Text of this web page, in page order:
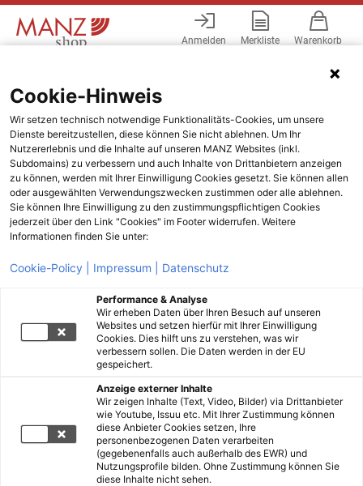
Anmelden Merkliste Warenkorb
Cookie-Hinweis
Wir setzen technisch notwendige Funktionalitäts-Cookies, um unsere
Dienste bereitzustellen, diese können Sie nicht ablehnen. Um Ihr
Nutzererlebnis und die Inhalte auf unseren MANZ Websites (inkl.
Subdomains) zu verbessern und auch Inhalte von Drittanbietern anzeigen
zu können, werden mit Ihrer Einwilligung Cookies gesetzt. Sie können allen
oder ausgewählten Verwendungszwecken zustimmen oder alle ablehnen.
Sie können Ihre Einwilligung zu den zustimmungspflichtigen Cookies
jederzeit über den Link "Cookies" im Footer widerrufen. Weitere
Informationen finden Sie unter:
Cookie-Policy | Impressum | Datenschutz
Performance & Analyse
Wir erheben Daten über Ihren Besuch auf unseren
Websites und setzen hierfür mit Ihrer Einwilligung
Cookies. Dies hilft uns zu verstehen, was wir
verbessern sollen. Die Daten werden in der EU
gespeichert.
Anzeige externer Inhalte
Wir zeigen Inhalte (Text, Video, Bilder) via Drittanbieter
wie Youtube, Issuu etc. Mit Ihrer Zustimmung können
diese Anbieter Cookies setzen, Ihre
personenbezogenen Daten verarbeiten
(gegebenenfalls auch außerhalb des EWR) und
Nutzungsprofile bilden. Ohne Zustimmung können Sie
diese Inhalte nicht sehen.